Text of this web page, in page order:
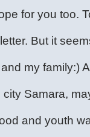
for you too.
But it
my family:)
city Samara,
and youth